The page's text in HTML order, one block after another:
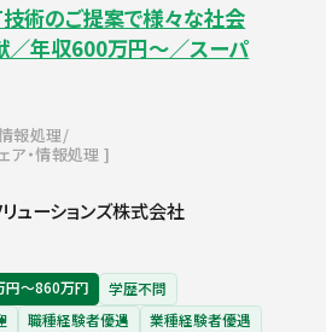
技術のご提案で様々な社会
／年収600万円～／スーパ
報処理
ア・情報処理
リューションズ株式会社
円〜860万円
学歴不問
職種経験者優遇
業種経験者優遇